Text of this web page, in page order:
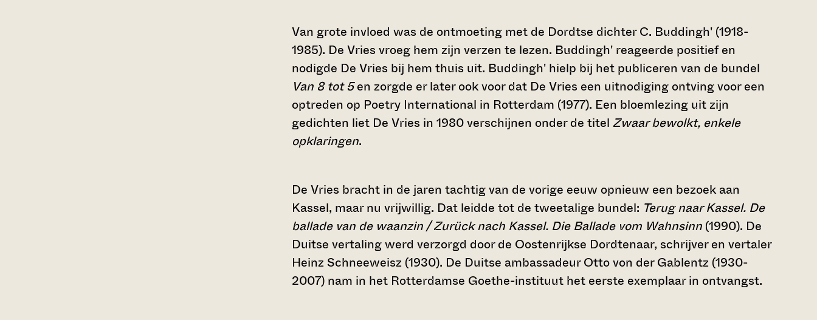
Van grote invloed was de ontmoeting met de Dordtse dichter C. Buddingh' (1918-
1985). De Vries vroeg hem zijn verzen te lezen. Buddingh' reageerde positief en
nodigde De Vries bij hem thuis uit. Buddingh' hielp bij het publiceren van de bundel
Van 8 tot 5en zorgde er later ook voor dat De Vries een uitnodiging ontving voor een
optreden op Poetry International in Rotterdam (1977). Een bloemlezing uit zijn
gedichten liet De Vries in 1980 verschijnen onder de titel Zwaar bewolkt, enkele
opklaringen.
De Vries bracht in de jaren tachtig van de vorige eeuw opnieuw een bezoek aan
Kassel, maar nu vrijwillig. Dat leidde tot de tweetalige bundel: Terug naar Kassel. De
ballade van de waanzin / Zurück nach Kassel. Die Ballade vom Wahnsinn (1990). De
Duitse vertaling werd verzorgd door de Oostenrijkse Dordtenaar, schrijver en vertaler
Heinz Schneeweisz (1930). De Duitse ambassadeur Otto von der Gablentz (1930-
2007) nam in het Rotterdamse Goethe-instituut het eerste exemplaar in ontvangst.